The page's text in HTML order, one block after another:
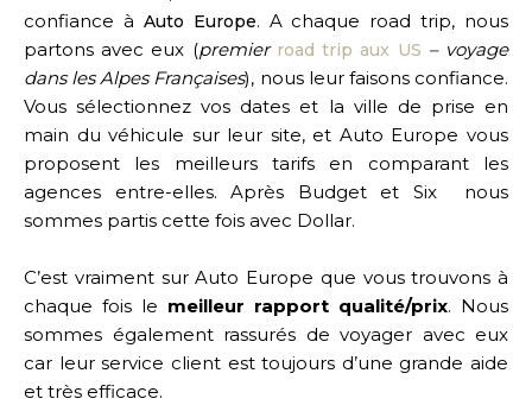
confiance à Auto Europe. A chaque road trip, nous
partons avec eux (premier road trip aux US – voyage
dans les Alpes Françaises), nous leur faisons confiance.
Vous sélectionnez vos dates et la ville de prise en
main du véhicule sur leur site, et Auto Europe vous
proposent les meilleurs tarifs en comparant les
agences entre-elles. Après Budget et Sixnous
sommes partis cette fois avec Dollar.
C’est vraiment surAuto Europe que vous trouvons à
chaque fois le meilleur rapport qualité/prix. Nous
sommes également rassurés de voyager avec eux
car leur service client est toujours d’une grande aide
et très efficace.